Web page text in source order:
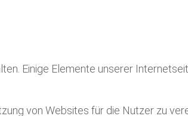
Einige Elemente unserer
von Websites für die Nutzer zu